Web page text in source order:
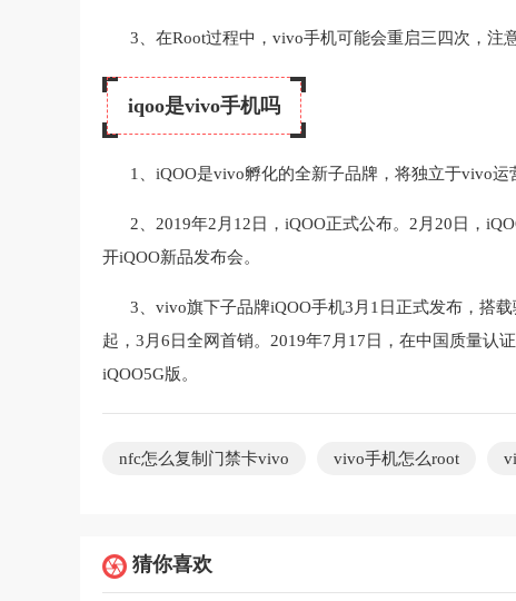
3、在Root过程中，vivo手机可能会重启三四次，注
iqoo是vivo手机吗
1、iQOO是vivo孵化的全新子品牌，将独立于vivo运
2、2019年2月12日，iQOO正式公布。2月20日，
开iQOO新品发布会。
3、vivo旗下子品牌iQOO手机3月1日正式发布，搭
起，3月6日全网首销。2019年7月17日，在中国质量认
iQOO5G版。
nfc怎么复制门禁卡vivo vivo手机怎么root
猜你喜欢